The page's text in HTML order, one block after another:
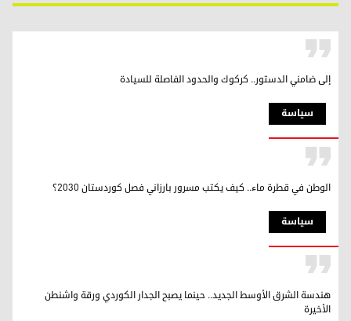
سیاسة
إلى ضامني الدستور.. كركوك والحدود الفاصلة للسيادة
سیاسة
الوطن في قطرة ماء.. كيف يكتب مسرور بارزاني فصل كوردستان 2030؟
هندسة الشرق الأوسط الجديد.. حينما يصبح الجدار الكوردي ورقة واشنطن
الأخيرة